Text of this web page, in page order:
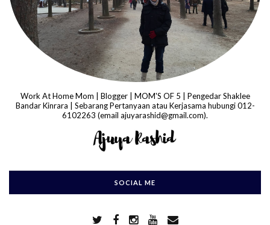
Work At Home Mom | Blogger | MOM'S OF 5 | Pengedar Shaklee
Bandar Kinrara | Sebarang Pertanyaan atau Kerjasama hubungi 012-
6102263 (email ajuyarashid@gmail.com).
SOCIAL ME